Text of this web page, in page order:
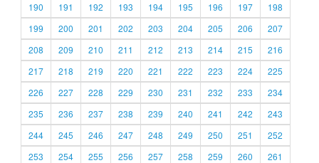
190
191 192 193 194 195 196 197
198
199
200 201 202 203 204 205 206
207
208
209 210 211 212 213 214 215
216
217
218 219 220 221 222 223 224
225
226
227 228 229 230 231 232 233
234
235
236 237 238 239 240 241 242
243
244
245 246 247 248 249 250 251
252
253
254 255 256 257 258 259 260
261